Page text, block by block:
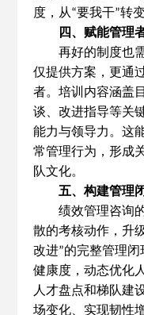
度，从“要我干”转
四、赋能管理
再好的制度也需
仅提供方案，更通
者。培训内容涵盖
谈、改进指导等关
能力与领导力。这
常管理行为，形成
队文化。
五、构建管理
绩效管理咨询的
散的考核动作，升
改进”的完整管理
健康度，动态优化
人才盘点和梯队建
场变化、实现韧性